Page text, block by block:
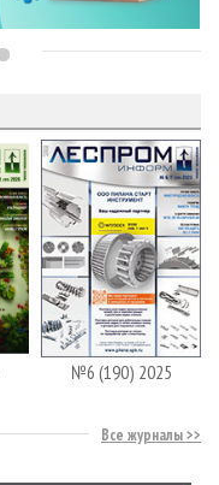
№6 (190) 2025
Все журналы